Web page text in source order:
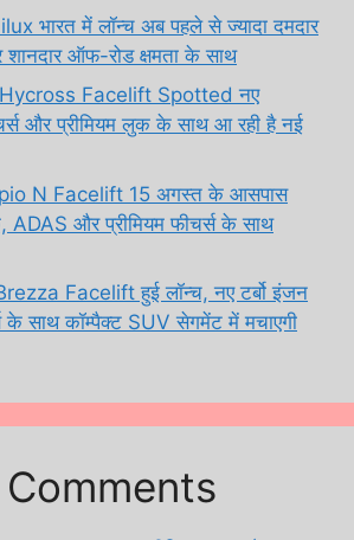
भारत में लॉन्च अब पहले से ज्यादा दमदार
ऑफ-रोड क्षमता के साथ
Facelift Spotted नए
और प्रीमियम लुक के साथ आ रही है नई
N Facelift 15 अगस्त के आसपास
ADAS और प्रीमियम फीचर्स के साथ
Facelift हुई लॉन्च, नए टर्बो इंजन
के साथ कॉम्पैक्ट SUV सेगमेंट में मचाएगी